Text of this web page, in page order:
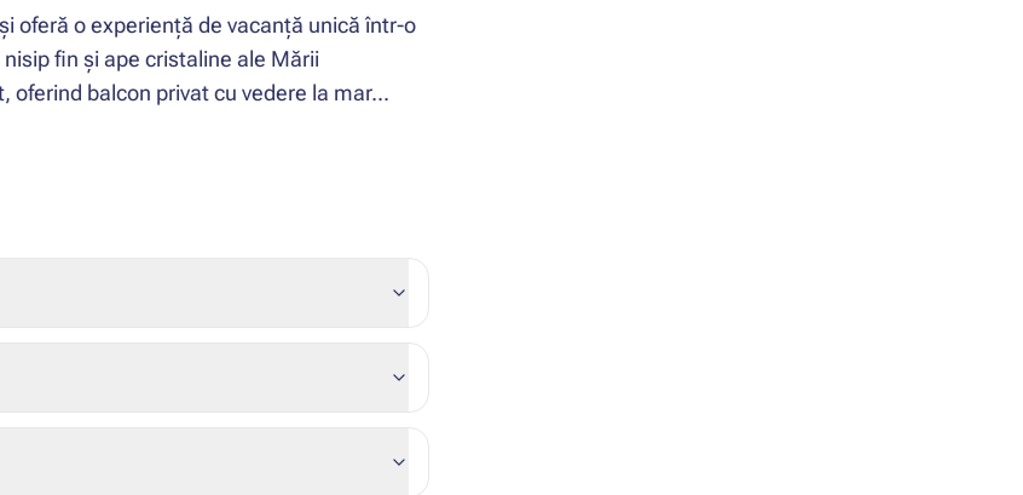
oferă o experiență de vacanță unică într-o
fin și ape cristaline ale Mării
balcon privat cu vedere la mar...